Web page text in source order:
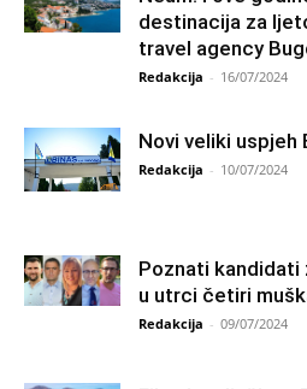
destinacija za
travel agency
Redakcija - 16/07/2024
Novi veliki uspjeh
Redakcija - 10/07/2024
Poznati kandidati
u utrci četiri
Redakcija - 09/07/2024